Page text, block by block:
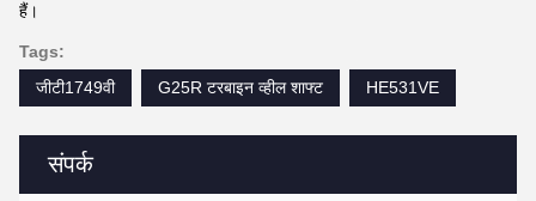
संपर्क
हैं।
Tags:
जीटी1749वी
G25R टरबाइन व्हील शाफ्ट HE531VE